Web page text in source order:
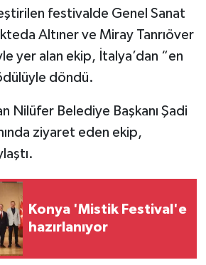
festivalde Genel Sanat
Altıner ve Miray Tanrıöver
yer alan ekip, İtalya’dan “en
döndü.
Nilüfer Belediye Başkanı Şadi
ziyaret eden ekip,
Konya 'Mistik Festival'e
hazırlanıyor